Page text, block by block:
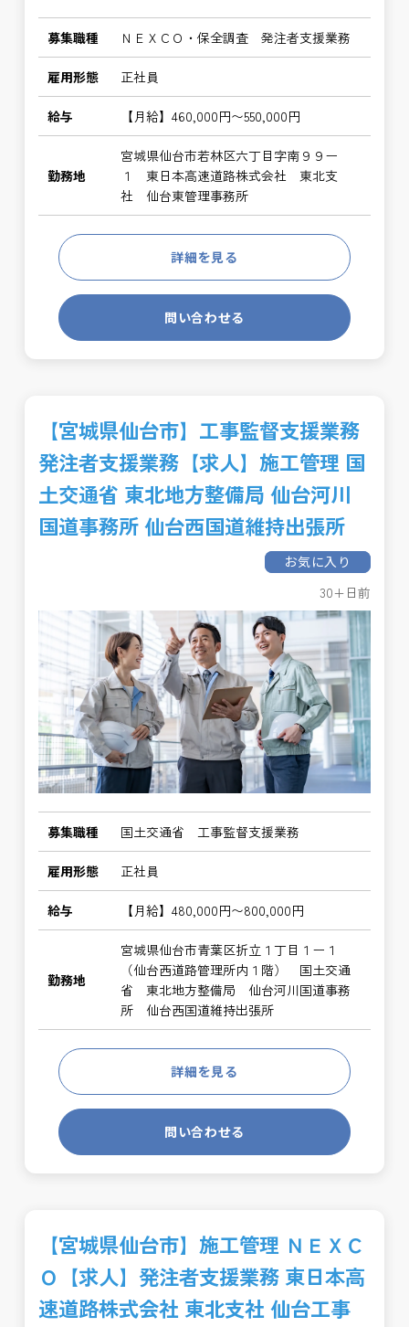
募集職種 ＮＥＸＣＯ・保全調査 発注者支援業務
雇用形態 正社員
給与 【月給】460,000円〜550,000円
勤務地
宮城県仙台市若林区六丁目字南９９ー
１ 東日本高速道路株式会社 東北支
社 仙台東管理事務所
詳細を見る
問い合わせる
【宮城県仙台市】工事監督支援業務
発注者支援業務【求人】施工管理 国
土交通省 東北地方整備局 仙台河川
国道事務所 仙台西国道維持出張所
お気に入り
30+日前
募集職種 国土交通省 工事監督支援業務
雇用形態 正社員
給与 【月給】480,000円〜800,000円
勤務地
宮城県仙台市青葉区折立１丁目１ー１
（仙台西道路管理所内１階） 国土交通
省 東北地方整備局 仙台河川国道事務
所 仙台西国道維持出張所
詳細を見る
問い合わせる
【宮城県仙台市】施工管理 ＮＥＸＣ
Ｏ【求人】発注者支援業務 東日本高
速道路株式会社 東北支社 仙台工事